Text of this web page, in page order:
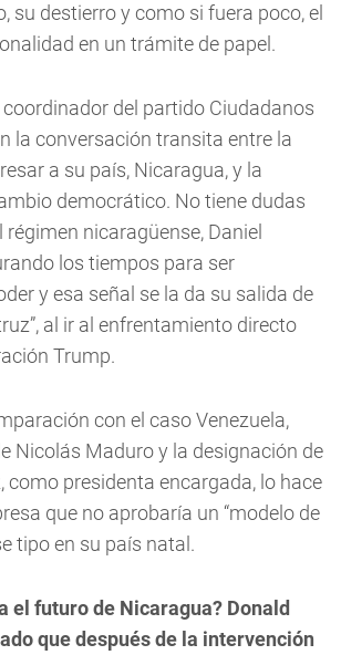
su destierro y como si fuera poco, el
en un trámite de papel.
del partido Ciudadanos
la conversación transita entre la
a su país, Nicaragua, y la
democrático. No tiene dudas
régimen nicaragüense, Daniel
los tiempos para ser
y esa señal se la da su salida de
al ir al enfrentamiento directo
Trump.
con el caso Venezuela,
Nicolás Maduro y la designación de
como presidenta encargada, lo hace
que no aprobaría un “modelo de
tipo en su país natal.
el futuro de Nicaragua? Donald
que después de la intervención